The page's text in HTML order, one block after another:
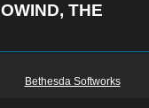
THE
Bethesda Softworks